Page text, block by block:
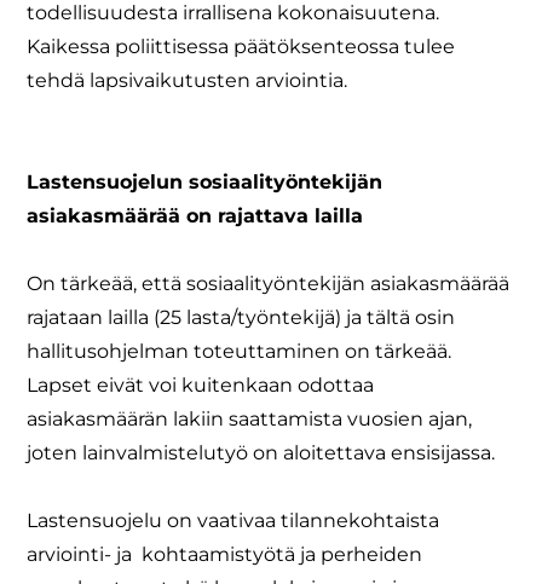
todellisuudesta irrallisena kokonaisuutena.
Kaikessa poliittisessa päätöksenteossa tulee
tehdä lapsivaikutusten arviointia.
Lastensuojelun sosiaalityöntekijän
asiakasmäärää on rajattava lailla
On tärkeää, että sosiaalityöntekijän asiakasmäärää
rajataan lailla (25 lasta/työntekijä) ja tältä osin
hallitusohjelman toteuttaminen on tärkeää.
Lapset eivät voi kuitenkaan odottaa
asiakasmäärän lakiin saattamista vuosien ajan,
joten lainvalmistelutyö on aloitettava ensisijassa.
Lastensuojelu on vaativaa tilannekohtaista
arviointi- ja kohtaamistyötä ja perheiden